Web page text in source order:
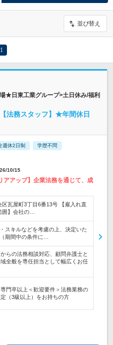
並び替え
1
★日東工業グループ>土日休み/福利
法務スタッフ】★年間休日
週休2日制 学歴不問
10/15
アアップ】企業法務を通じて、成
区瓦屋町3丁目6番13号 【雇入れ直
囲】会社の…
スキルなどを考慮の上、決定いた
期間中の条件に…
らの法務相談対応、顧問弁護士と
全般を専任担当として幅広くお任
門卒以上＜歓迎要件＞法務業務の
（3級以上）をお持ちの方